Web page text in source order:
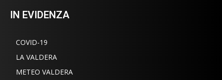
IN EVIDENZA
COVID-19
LA VALDERA
METEO VALDERA